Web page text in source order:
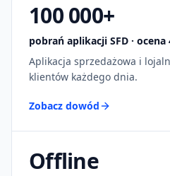
100 000+
pobrań aplikacji SFD ·
Aplikacja sprzedażowa i
klientów każdego dnia.
Zobacz dowód
Offline